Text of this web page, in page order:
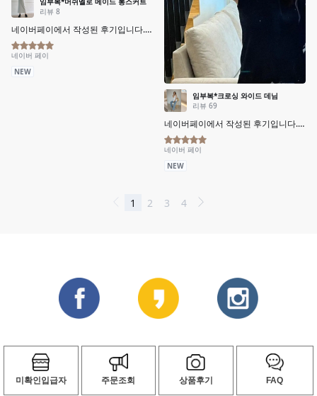
미확인입급자 주문조회 상품후기 FAQ